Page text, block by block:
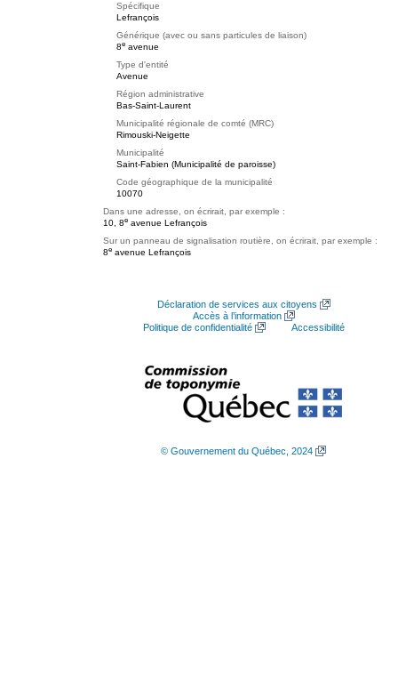
Spécifique
Lefrançois
Générique (avec ou sans particules de liaison)
8e avenue
Type d'entité
Avenue
Région administrative
Bas-Saint-Laurent
Municipalité régionale de comté (MRC)
Rimouski-Neigette
Municipalité
Saint-Fabien (Municipalité de paroisse)
Code géographique de la municipalité
10070
Dans une adresse, on écrirait, par exemple :
10, 8e avenue Lefrançois
Sur un panneau de signalisation routière, on écrirait, par exemple :
8e avenue Lefrançois
Déclaration de services aux citoyens
Accès à l’information
Politique de confidentialité
Accessibilité
© Gouvernement du Québec, 2024